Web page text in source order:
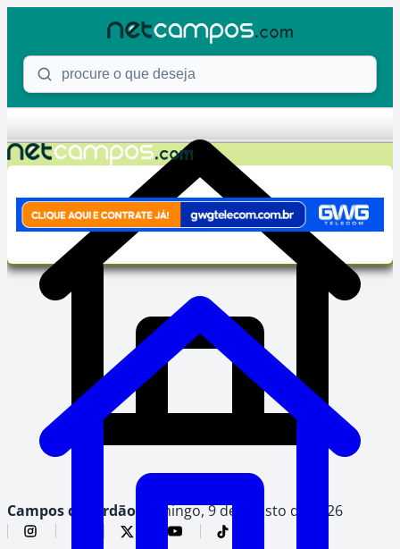
Procure o que deseja
Campos do Jordão, domingo, 9 de agosto de 2026